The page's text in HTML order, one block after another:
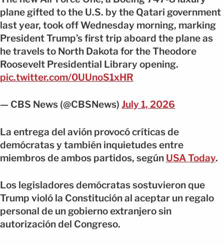
plane gifted to the U.S. by the Qatari government
last year, took off Wednesday morning, marking
President Trump’s first trip aboard the plane as
he travels to North Dakota for the Theodore
Roosevelt Presidential Library opening.
pic.twitter.com/0UUnoS1xHR
— CBS News (@CBSNews) July 1, 2026
La entrega del avión provocó críticas de
demócratas y también inquietudes entre
miembros de ambos partidos, según USA Today.
Los legisladores demócratas sostuvieron que
Trump violó la Constitución al aceptar un regalo
personal de un gobierno extranjero sin
autorización del Congreso.